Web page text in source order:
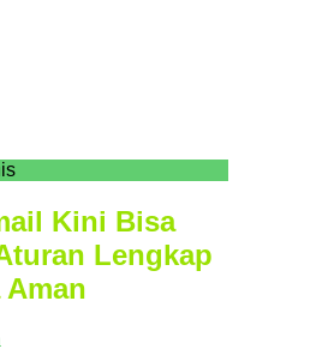
Kini Bisa
Lengkap
Aman